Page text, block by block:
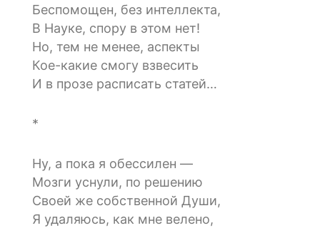
Беспомощен, без интеллекта,
В Науке, спору в этом нет!
Но, тем не менее, аспекты
Кое-какие смогу взвесить
И в прозе расписать статей…
*
Ну, а пока я обессилен —
Мозги уснули, по решению
Своей же собственной Души,
Я удаляюсь, как мне велено,